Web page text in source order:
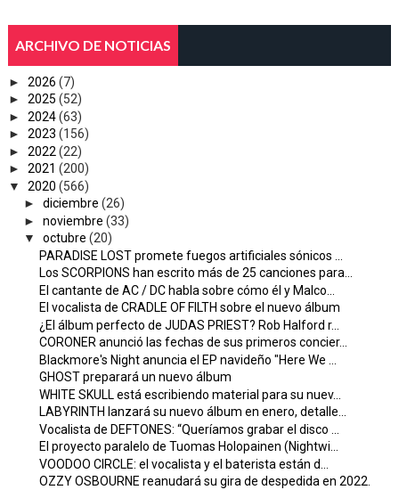
ARCHIVO DE NOTICIAS
► 2026 (7)
► 2025 (52)
► 2024(63)
► 2023 (156)
► 2022 (22)
► 2021 (200)
▼
2020 (566)
► diciembre (26)
► noviembre (33)
▼
octubre (20)
PARADISE LOST promete fuegos artificiales sónicos ...
Los SCORPIONS han escrito más de 25 canciones para...
El cantante de AC / DC habla sobre cómo él y Malco...
El vocalista de CRADLE OF FILTH sobre el nuevo álbum
¿El álbum perfecto de JUDAS PRIEST? Rob Halford r...
CORONER anunció las fechas de sus primeros concier...
Blackmore's Night anuncia el EP navideño "Here We ...
GHOST preparará un nuevo álbum
WHITE SKULL está escribiendo material para su nuev...
LABYRINTH lanzará su nuevo álbum en enero, detalle...
Vocalista de DEFTONES: “Queríamos grabar el disco ...
El proyecto paralelo de Tuomas Holopainen (Nightwi...
VOODOO CIRCLE: el vocalista y el baterista están d...
OZZY OSBOURNE reanudará su gira de despedida en 2022.